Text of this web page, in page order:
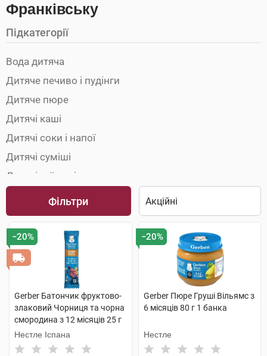
Франківську
Підкатегорії
Вода дитяча
Дитяче печиво і пудінги
Дитяче пюре
Дитячі каші
Дитячі соки і напої
Дитячі суміші
Дитячі чаї та відвари
Фільтри
−20%
Gerber Батончик фруктово-
злаковий Чорниця та чорна
смородина з 12 місяців 25 г
Нестле Іспана
−20%
Gerber Пюре Груші Вільямс з
6 місяців 80 г 1 банка
Нестле